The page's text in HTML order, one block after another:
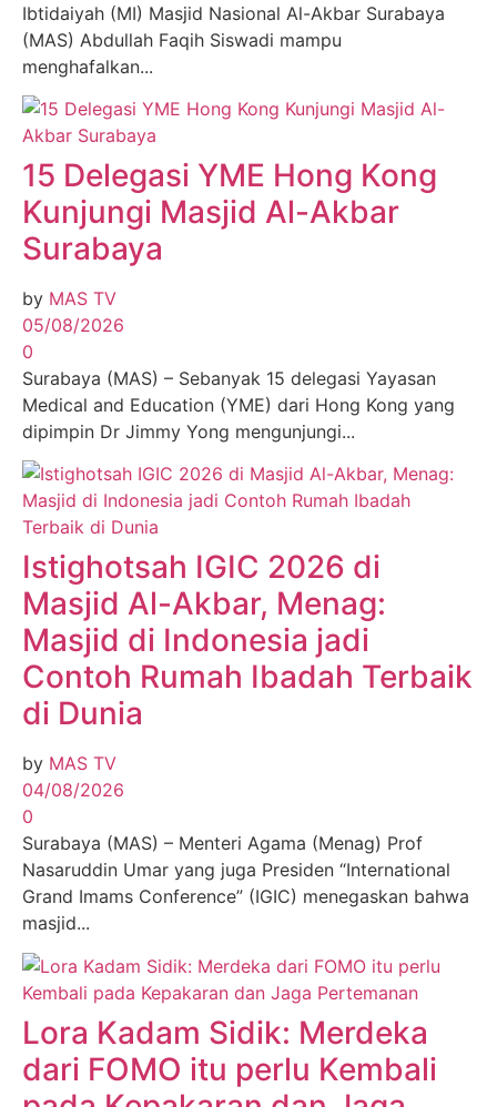
Ibtidaiyah (MI) Masjid Nasional Al-Akbar Surabaya
(MAS) Abdullah Faqih Siswadi mampu
menghafalkan...
15 Delegasi YME Hong Kong
Kunjungi Masjid Al-Akbar
Surabaya
by MAS TV
05/08/2026
0
Surabaya (MAS) – Sebanyak 15 delegasi Yayasan
Medical and Education (YME) dari Hong Kong yang
dipimpin Dr Jimmy Yong mengunjungi...
Istighotsah IGIC 2026 di
Masjid Al-Akbar, Menag:
Masjid di Indonesia jadi
Contoh Rumah Ibadah Terbaik
di Dunia
by MAS TV
04/08/2026
0
Surabaya (MAS) – Menteri Agama (Menag) Prof
Nasaruddin Umar yang juga Presiden “International
Grand Imams Conference” (IGIC) menegaskan bahwa
masjid...
Lora Kadam Sidik: Merdeka
dari FOMO itu perlu Kembali